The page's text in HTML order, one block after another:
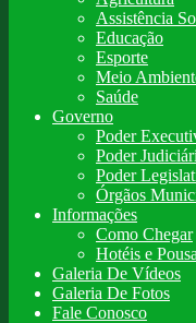
Assistência
Educação
Esporte
Meio
Saúde
Governo
Poder
Poder
Poder
Órgãos
Informações
Como Chegar
Hotéis e
Galeria De Vídeos
Galeria De Fotos
Fale Conosco